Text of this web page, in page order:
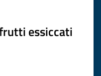
essiccati